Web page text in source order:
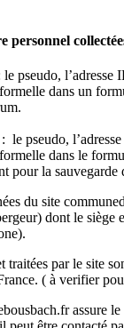
personnel
pseudo, l’adresse
dans un
le pseudo,
dans le
pour la sauvegarde
du site
dont le siège
traitées par le site
( à verifier
assure